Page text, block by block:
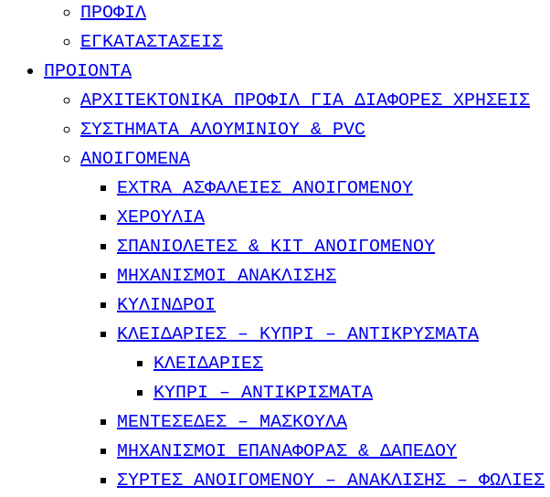
ΠΡΟΦΙΛ
ΕΓΚΑΤΑΣΤΑΣΕΙΣ
ΠΡΟΙΟΝΤΑ
ΑΡΧΙΤΕΚΤΟΝΙΚΑ ΠΡΟΦΙΛ ΓΙΑ ΔΙΑΦΟΡΕΣ ΧΡΗΣΕΙΣ
ΣΥΣΤΗΜΑΤΑ ΑΛΟΥΜΙΝΙΟΥ & PVC
ΑΝΟΙΓΟΜΕΝΑ
EXTRA ΑΣΦΑΛΕΙΕΣ ΑΝΟΙΓΟΜΕΝΟΥ
ΧΕΡΟΥΛΙΑ
ΣΠΑΝΙΟΛΕΤΕΣ & ΚΙΤ ΑΝΟΙΓΟΜΕΝΟΥ
ΜΗΧΑΝΙΣΜΟΙ ΑΝΑΚΛΙΣΗΣ
ΚΥΛΙΝΔΡΟΙ
ΚΛΕΙΔΑΡΙΕΣ – KYΠΡΙ – ΑΝΤΙΚΡΥΣΜΑΤΑ
ΚΛΕΙΔΑΡΙΕΣ
ΚΥΠΡΙ – ΑΝΤΙΚΡIΣΜΑΤΑ
ΜΕΝΤΕΣΕΔΕΣ – ΜΑΣΚΟΥΛΑ
ΜΗΧΑΝΙΣΜΟΙ ΕΠΑΝΑΦΟΡΑΣ & ΔΑΠΕΔΟΥ
ΣΥΡΤΕΣ ΑΝΟΙΓΟΜΕΝΟΥ – ΑΝΑΚΛΙΣΗΣ – ΦΩΛΙΕΣ